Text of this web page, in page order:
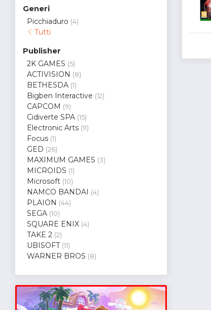
Generi
Picchiaduro (4)
Tutti
Publisher
2K GAMES (5)
ACTIVISION (8)
BETHESDA (1)
Bigben Interactive (12)
CAPCOM (9)
Cidiverte SPA (15)
Electronic Arts (11)
Focus (1)
GED (26)
MAXIMUM GAMES (3)
MICROIDS (1)
Microsoft (10)
NAMCO BANDAI (4)
PLAION (44)
SEGA (10)
SQUARE ENIX (4)
TAKE 2 (2)
UBISOFT (11)
WARNER BROS (8)